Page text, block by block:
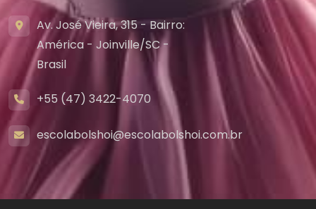
Av. José Vieira, 315 - Bairro:
América - Joinville/SC -
Brasil
+55 (47) 3422-4070
escolabolshoi@escolabolshoi.com.br